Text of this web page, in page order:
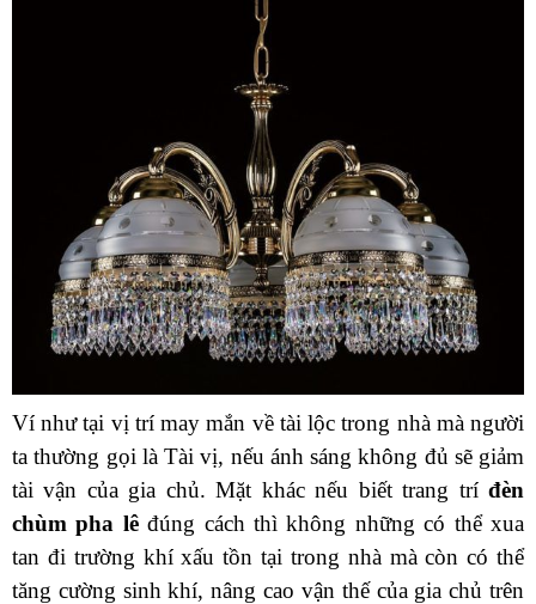
Ví như tại vị trí may mắn về tài lộc trong nhà mà người
ta thường gọi là Tài vị, nếu ánh sáng không đủ sẽ giảm
tài vận của gia chủ. Mặt khác nếu biết trang trí đèn
chùm pha lêđúng cách thì không những có thể xua
tan đi trường khí xấu tồn tại trong nhà mà còn có thể
tăng cường sinh khí, nâng cao vận thế của gia chủ trên